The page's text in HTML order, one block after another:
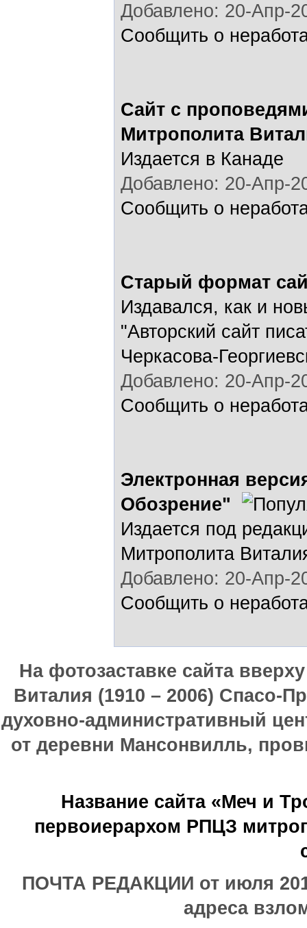
Добавлено: 20-Апр-
Сообщить о
Сайт с
Митрополита
Издается в Канаде
Добавлено: 20-Апр-
Сообщить о
Старый формат
Издавался, как и
"Авторский сайт
Черкасова-
Добавлено: 20-Апр-
Сообщить о
Электронная
Обозрение"
Издается под
Митрополита
Добавлено: 20-Апр-
Сообщить о
На фотозаставке сайта
Виталия (1910 – 2006) Спасо-
духовно-административный
от деревни Мансонвилль,
Название сайта «Меч и
первоиерархом РПЦЗ
ПОЧТА РЕДАКЦИИ от июля
адреса